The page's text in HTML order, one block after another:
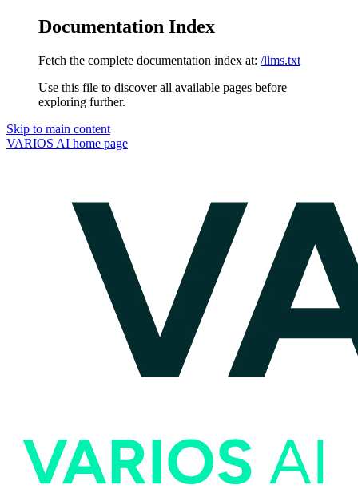
Documentation Index
Fetch the complete documentation index at: /llms.txt
Use this file to discover all available pages before
exploring further.
Skip to main content
VARIOS AI home page